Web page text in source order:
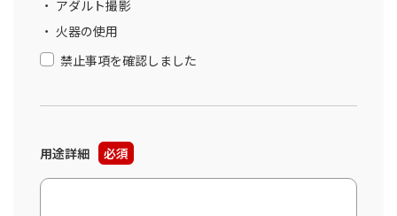
アダルト撮影
火器の使用
禁止事項を確認しました
用途詳細 必須